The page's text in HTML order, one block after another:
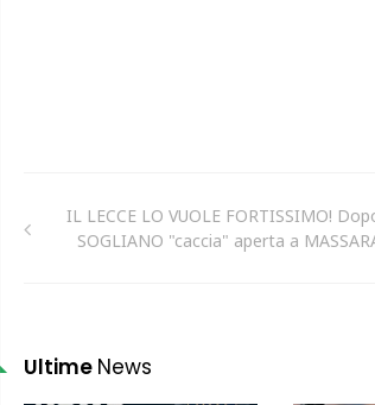
IL LECCE LO VUOLE FORTISSIMO!
SOGLIANO "caccia" aperta a
Ultime News